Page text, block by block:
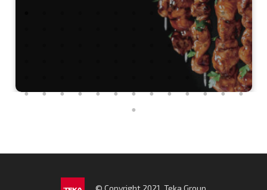
© Copyright 2021. Teka Group